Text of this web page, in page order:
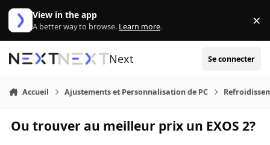
Aller au contenu
View in the app
A better way to browse. Learn more. ×
Next Se connecter
Accueil Ajustements et Personnalisation de PC
Ou trouver au meilleur prix un EXOS 2?